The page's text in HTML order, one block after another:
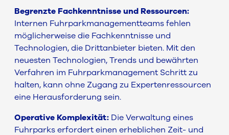
Begrenzte Fachkenntnisse und Ressourcen:
Internen Fuhrparkmanagementteams fehlen
möglicherweise die Fachkenntnisse und
Technologien, die Drittanbieter bieten. Mit den
neuesten Technologien, Trends und bewährten
Verfahren im Fuhrparkmanagement Schritt zu
halten, kann ohne Zugang zu Expertenressourcen
eine Herausforderung sein.
Operative Komplexität: Die Verwaltung eines
Fuhrparks erfordert einen erheblichen Zeit- und